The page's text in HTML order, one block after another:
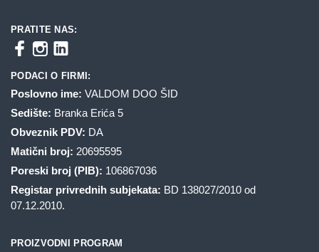
PRATITE NAS:
PODACI O FIRMI:
Poslovno ime: VALDOM DOO ŠID
Sedište: Branka Erića 5
Obveznik PDV: DA
Matični broj: 20695595
Poreski broj (PIB): 106867036
Registar privrednih subjekata: BD 138027/2010 od
07.12.2010.
PROIZVODNI PROGRAM